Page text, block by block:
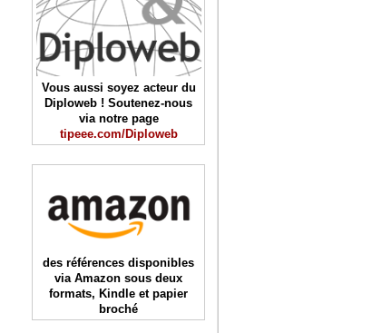
Vous aussi soyez acteur du
Diploweb ! Soutenez-nous
via notre page
tipeee.com/Diploweb
des références disponibles
via Amazon sous deux
formats, Kindle et papier
broché